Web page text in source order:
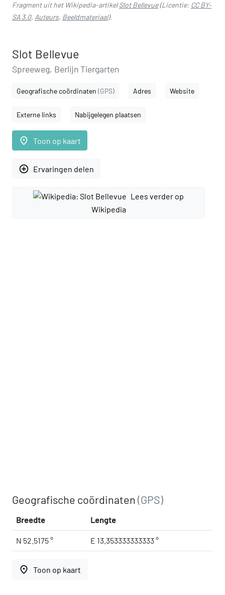
Fragment uit het Wikipedia-artikelSlot Bellevue(Licentie: CC BY-
SA 3.0, Auteurs, Beeldmateriaal).
Slot Bellevue
Spreeweg, Berlijn Tiergarten
Geografische coördinaten (GPS) Adres Website
Externe links Nabijgelegen plaatsen
place Toon op kaart
add_circle_outline Ervaringen delen
Lees verder op
Wikipedia
Geografische coördinaten(GPS)
Breedte Lengte
N 52.5175 ° E 13.353333333333 °
place Toon op kaart